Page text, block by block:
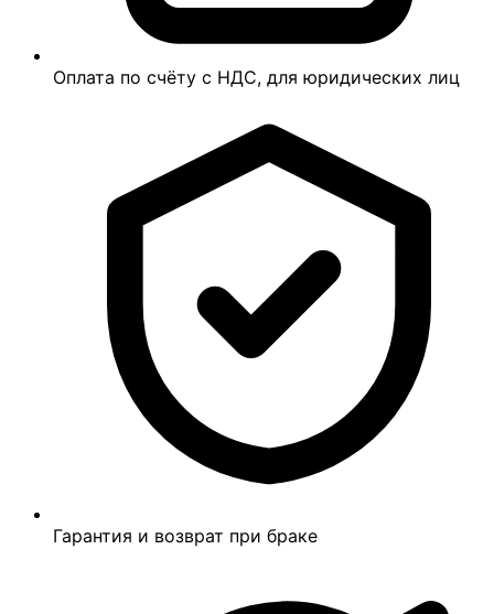
Оплата по счёту с НДС, для юридических лиц
Гарантия и возврат при браке